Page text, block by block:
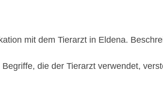
mit dem Tierarzt in Eldena.
die der Tierarzt verwendet,